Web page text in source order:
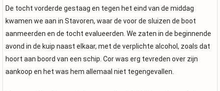
De tocht vorderde gestaag en tegen het eind van de middag
kwamen we aan in Stavoren, waar de voor de sluizen de boot
aanmeerden en de tocht evalueerden. We zaten in de beginnende
avond in de kuip naast elkaar, met de verplichte alcohol, zoals dat
hoort aan boord van een schip. Cor was erg tevreden over zijn
aankoop en het was hem allemaal niet tegengevallen.